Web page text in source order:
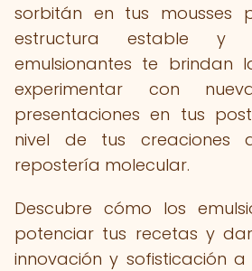
sorbitán en tus mousses
estructura estable y
emulsionantes te brindan
experimentar con
presentaciones en tus
nivel de tus
repostería molecular.
Descubre cómo los
potenciar tus recetas y
innovación y sofisticación